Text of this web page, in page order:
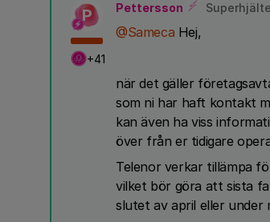
P
+41
Pettersson Superhjälte
@Sameca Hej,
när det gäller
som ni har haft kontakt
kan även ha viss
över från er tidigare
Telenor verkar tillämpa
vilket bör göra att sista
slutet av april eller under